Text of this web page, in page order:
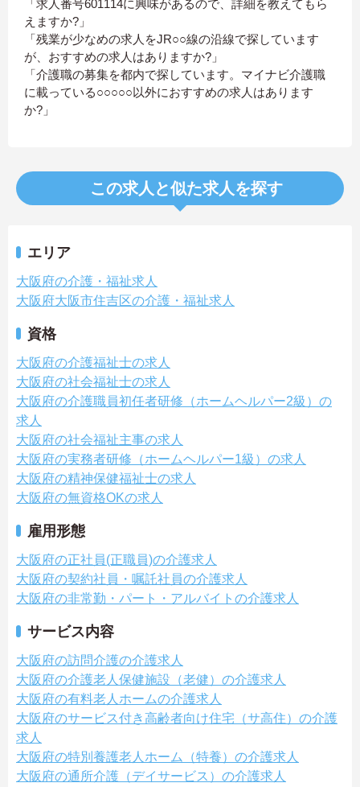
「求人番号601114に興味があるので、詳細を教えてもら
えますか?」
「残業が少なめの求人をJR○○線の沿線で探しています
が、おすすめの求人はありますか?」
「介護職の募集を都内で探しています。マイナビ介護職
に載っている○○○○○以外におすすめの求人はあります
か?」
この求人と似た求人を探す
エリア
大阪府の介護・福祉求人
大阪府大阪市住吉区の介護・福祉求人
資格
大阪府の介護福祉士の求人
大阪府の社会福祉士の求人
大阪府の介護職員初任者研修（ホームヘルパー2級）の
求人
大阪府の社会福祉主事の求人
大阪府の実務者研修（ホームヘルパー1級）の求人
大阪府の精神保健福祉士の求人
大阪府の無資格OKの求人
雇用形態
大阪府の正社員(正職員)の介護求人
大阪府の契約社員・嘱託社員の介護求人
大阪府の非常勤・パート・アルバイトの介護求人
サービス内容
大阪府の訪問介護の介護求人
大阪府の介護老人保健施設（老健）の介護求人
大阪府の有料老人ホームの介護求人
大阪府のサービス付き高齢者向け住宅（サ高住）の介護
求人
大阪府の特別養護老人ホーム（特養）の介護求人
大阪府の通所介護（デイサービス）の介護求人